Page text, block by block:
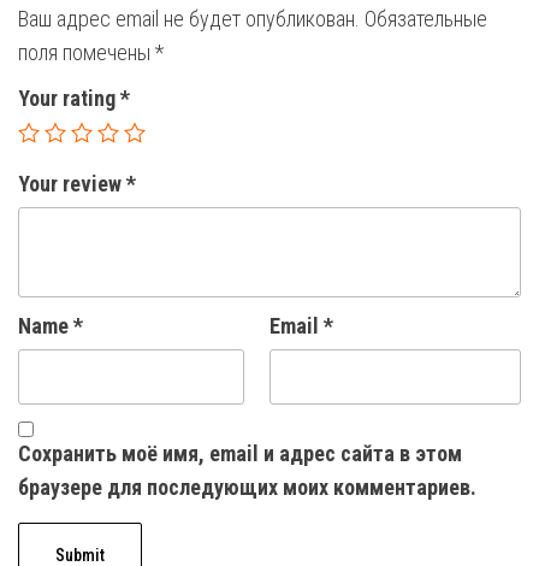
Ваш адрес email не будет опубликован. Обязательные
поля помечены *
Your rating*
Your review*
Name* Email *
Сохранить моё имя, email и адрес сайта в этом
браузере для последующих моих комментариев.